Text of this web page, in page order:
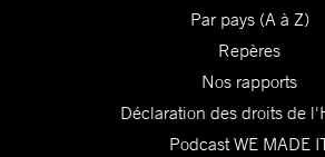
Par pays (A à Z)
Repères
Nos rapports
Déclaration des droits de
Podcast WE MADE